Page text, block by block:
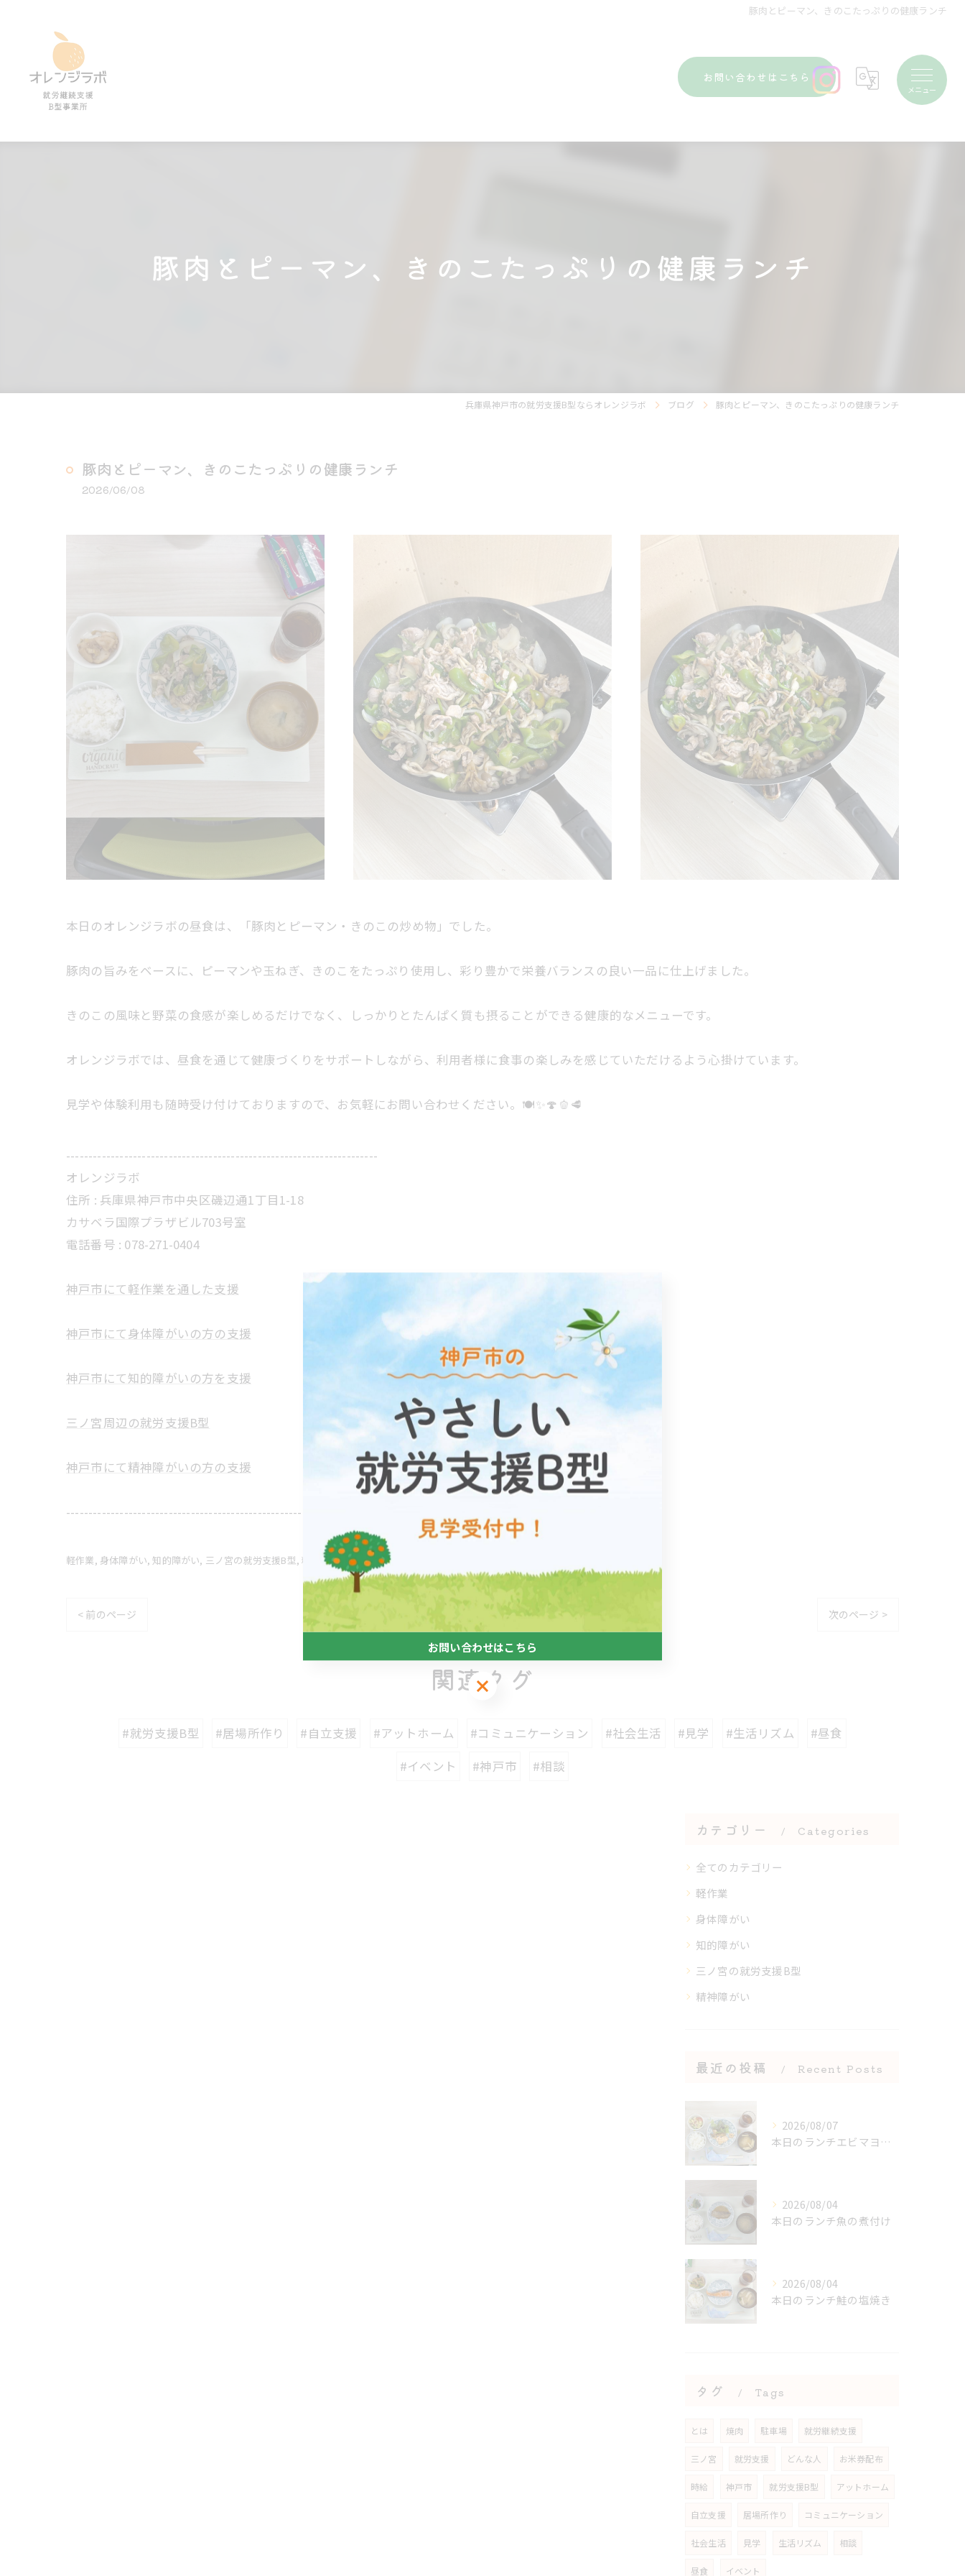
豚肉とピーマン、きのこたっぷりの健康ランチ
お問い合わせはこちら
豚肉とピーマン、きのこたっぷりの健康ランチ
兵庫県神戸市の就労支援B型ならオレンジラボ ブログ 豚肉とピーマン、きのこたっぷりの健康ランチ
豚肉とピーマン、きのこたっぷりの健康ランチ
2026/06/08
本日のオレンジラボの昼食は、「豚肉とピーマン・きのこの炒め物」でした。
豚肉の旨みをベースに、ピーマンや玉ねぎ、きのこをたっぷり使用し、彩り豊かで栄養バランスの良い一品に仕上げました。
きのこの風味と野菜の食感が楽しめるだけでなく、しっかりとたんぱく質も摂ることができる健康的なメニューです。
オレンジラボでは、昼食を通じて健康づくりをサポートしながら、利用者様に食事の楽しみを感じていただけるよう心掛けています。
見学や体験利用も随時受け付けておりますので、お気軽にお問い合わせください。🍽️✨🍄🫑🥩
----------------------------------------------------------------------
オレンジラボ
住所 : 兵庫県神戸市中央区磯辺通1丁目1-18
カサベラ国際プラザビル703号室
電話番号 : 078-271-0404
神戸市にて軽作業を通した支援
神戸市にて身体障がいの方の支援
神戸市にて知的障がいの方を支援
三ノ宮周辺の就労支援B型
神戸市にて精神障がいの方の支援
----------------------------------------------------------------------
軽作業 身体障がい 知的障がい 三ノ宮の就労支援B型 精神障がい
< 前のページ 一覧に戻る 次のページ >
関連タグ
#就労支援B型 #居場所作り #自立支援 #アットホーム #コミュニケーション #社会生活 #見学 #生活リズム
#昼食
#イベント
#神戸市 #相談
カテゴリー Categories
全てのカテゴリー
軽作業
身体障がい
知的障がい
三ノ宮の就労支援B型
精神障がい
最近の投稿 Recent Posts
2026/08/07
本日のランチエビマヨ＆エビのアヒージョ
2026/08/04
本日のランチ魚の煮付け
2026/08/04
本日のランチ鮭の塩焼き
タグ Tags
とは 焼肉 駐車場 就労継続支援
三ノ宮 就労支援 どんな人 お米券配布
時給 神戸市 就労支援B型 アットホーム
自立支援 居場所作り コミュニケーション
社会生活 見学 生活リズム 相談
昼食 イベント
お問い合わせはこちら
お問い合わせはこちら